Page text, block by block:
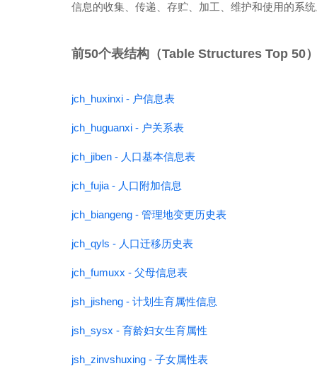
信息的收集、传递、存贮、加工、维护和使用的系
前50个表结构（Table Structures Top 50
jch_huxinxi - 户信息表
jch_huguanxi - 户关系表
jch_jiben - 人口基本信息表
jch_fujia - 人口附加信息
jch_biangeng - 管理地变更历史表
jch_qyls - 人口迁移历史表
jch_fumuxx - 父母信息表
jsh_jisheng - 计划生育属性信息
jsh_sysx - 育龄妇女生育属性
jsh_zinvshuxing - 子女属性表